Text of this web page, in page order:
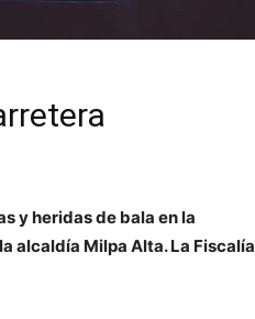
y heridas de bala en la
alcaldía Milpa Alta. La Fiscalía